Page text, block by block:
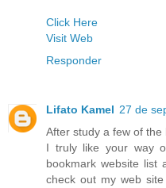
Click Here
Visit Web
Responder
Lifato Kamel 27 de
After study a few of
I truly like your way
bookmark website list
check out my web